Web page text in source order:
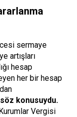
sermaye
artışları
hesap
her bir hesap
söz konusuydu.
Vergisi